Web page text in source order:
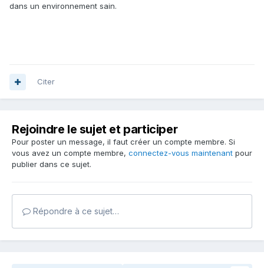
dans un environnement sain.
Citer
Rejoindre le sujet et participer
Pour poster un message, il faut créer un compte membre. Si
vous avez un compte membre, connectez-vous maintenant pour
publier dans ce sujet.
Répondre à ce sujet…